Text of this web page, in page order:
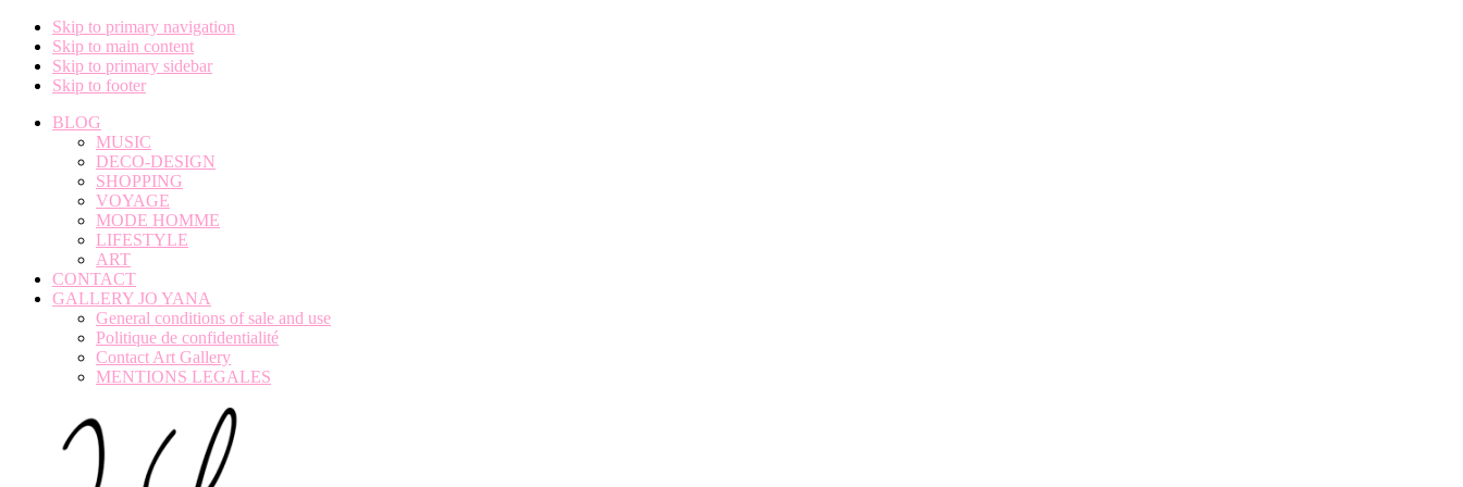
Skip to primary navigation
Skip to main content
Skip to primary sidebar
Skip to footer
BLOG
MUSIC
DECO-DESIGN
SHOPPING
VOYAGE
MODE HOMME
LIFESTYLE
ART
CONTACT
GALLERY JO YANA
General conditions of sale and use
Politique de confidentialité
Contact Art Gallery
MENTIONS LEGALES